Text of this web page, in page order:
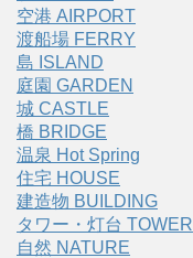
空港 AIRPORT
渡船場 FERRY
島 ISLAND
庭園 GARDEN
城 CASTLE
橋 BRIDGE
温泉 Hot Spring
住宅 HOUSE
建造物 BUILDING
タワー・灯台 TOWER
自然 NATURE